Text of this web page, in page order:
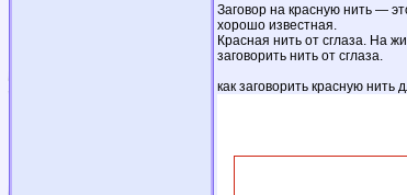
Заговор на красную нить —
хорошо известная.
Красная нить от сглаза. На
заговорить нить от сглаза.
как заговорить красную нить